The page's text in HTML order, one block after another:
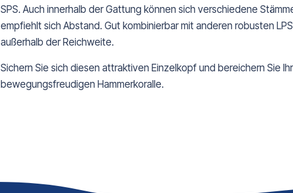
SPS. Auch innerhalb der Gattung können sich verschiedene
empfiehlt sich Abstand. Gut kombinierbar mit anderen robusten
außerhalb der Reichweite.
Sichern Sie sich diesen attraktiven Einzelkopf und bereichern Sie
bewegungsfreudigen Hammerkoralle.